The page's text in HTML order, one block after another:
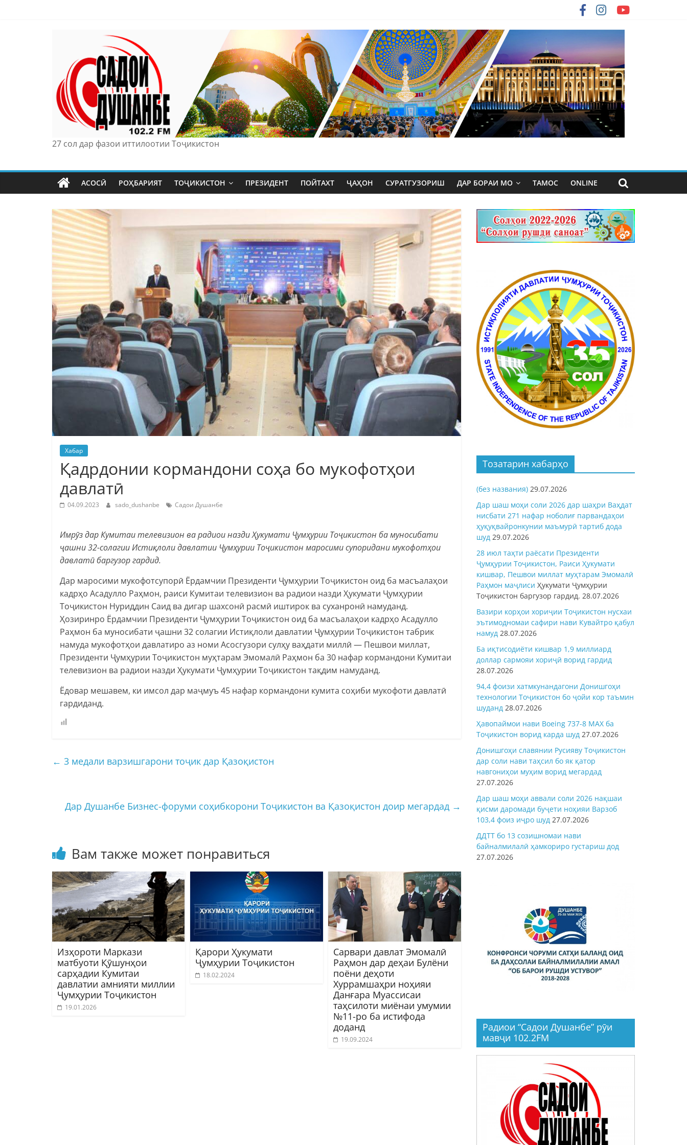
27 сол дар фазои иттилоотии Тоҷикистон
АСОСӢ РОҲБАРИЯТ ТОҶИКИСТОН ПРЕЗИДЕНТ ПОЙТАХТ ҶАҲОН СУРАТГУЗОРИШ ДАР БОРАИ МО ТАМОС ONLINE
Хабар
Қадрдонии кормандони соҳа бо мукофотҳои
давлатӣ
04.09.2023 sado_dushanbe Садои Душанбе
Имрӯз дар Кумитаи телевизион ва радиои назди Ҳукумати Ҷумҳурии Тоҷикистон ба муносибати
ҷашни 32-солагии Истиқлоли давлатии Ҷумҳурии Тоҷикистон маросими супоридани мукофотҳои
давлатӣ баргузор гардид.
Дар маросими мукофотсупорӣ Ёрдамчии Президенти Ҷумҳурии Тоҷикистон оид ба масъалаҳои
кадрҳо Асадулло Раҳмон, раиси Кумитаи телевизион ва радиои назди Ҳукумати Ҷумҳурии
Тоҷикистон Нуриддин Саид ва дигар шахсонӣ расмӣ иштирок ва суханронӣ намуданд.
Ҳозиринро Ёрдамчии Президенти Ҷумҳурии Тоҷикистон оид ба масъалаҳои кадрҳо Асадулло
Раҳмон ба муносибати ҷашни 32 солагии Истиқлоли давлатии Ҷумҳурии Тоҷикистон табрик
намуда мукофотҳои давлатиро аз номи Асосгузори сулҳу ваҳдати миллӣ — Пешвои миллат,
Президенти Ҷумҳурии Тоҷикистон муҳтарам Эмомалӣ Раҳмон ба 30 нафар кормандони Кумитаи
телевизион ва радиои назди Ҳукумати Ҷумҳурии Тоҷикистон тақдим намуданд.
Ёдовар мешавем, ки имсол дар маҷмуъ 45 нафар кормандони кумита соҳиби мукофоти давлатӣ
гардиданд.
← 3 медали варзишгарони тоҷик дар Қазоқистон
Дар Душанбе Бизнес-форуми соҳибкорони Тоҷикистон ва Қазоқистон доир мегардад →
Вам также может понравиться
Изҳороти Маркази
матбуоти Қӯшунҳои
сарҳадии Кумитаи
давлатии амнияти миллии
Ҷумҳурии Тоҷикистон
19.01.2026
Қарори Ҳукумати
Ҷумҳурии Тоҷикистон
18.02.2024
Сарвари давлат Эмомалӣ
Раҳмон дар деҳаи Булёни
поёни деҳоти
Хуррамшаҳри ноҳияи
Данғара Муассисаи
таҳсилоти миёнаи умумии
№11-ро ба истифода
доданд
19.09.2024
Тозатарин хабарҳо
(без названия) 29.07.2026
Дар шаш моҳи соли 2026 дар шаҳри Ваҳдат
нисбати 271 нафар ноболиғ парвандаҳои
ҳуқуқвайронкунии маъмурӣ тартиб дода
шуд 29.07.2026
28 июл таҳти раёсати Президенти
Ҷумҳурии Тоҷикистон, Раиси Ҳукумати
кишвар, Пешвои миллат муҳтарам Эмомалӣ
Раҳмон маҷлиси Ҳукумати Ҷумҳурии
Тоҷикистон баргузор гардид. 28.07.2026
Вазири корҳои хориҷии Тоҷикистон нусхаи
эътимодномаи сафири нави Кувайтро қабул
намуд 28.07.2026
Ба иқтисодиёти кишвар 1,9 миллиард
доллар сармояи хориҷӣ ворид гардид
28.07.2026
94,4 фоизи хатмкунандагони Донишгоҳи
технологии Тоҷикистон бо ҷойи кор таъмин
шуданд 28.07.2026
Ҳавопаймои нави Boeing 737-8 MAX ба
Тоҷикистон ворид карда шуд 27.07.2026
Донишгоҳи славянии Русияву Тоҷикистон
дар соли нави таҳсил бо як қатор
навгониҳои муҳим ворид мегардад
27.07.2026
Дар шаш моҳи аввали соли 2026 нақшаи
қисми даромади буҷети ноҳияи Варзоб
103,4 фоиз иҷро шуд 27.07.2026
ДДТТ бо 13 созишномаи нави
байналмилалӣ ҳамкориро густариш дод
27.07.2026
Радиои “Садои Душанбе” рӯи
мавҷи 102.2FM